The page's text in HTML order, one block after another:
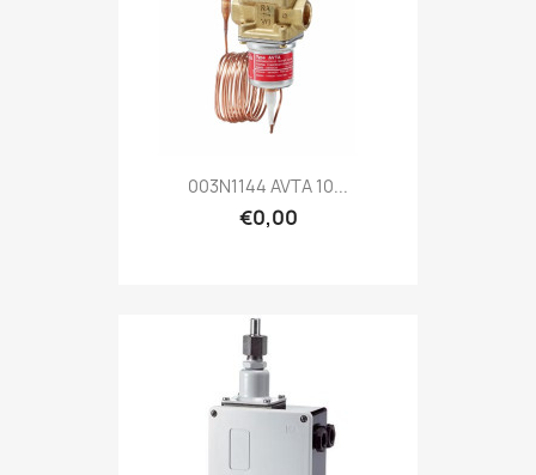
003N1144 AVTA 10...
€0,00